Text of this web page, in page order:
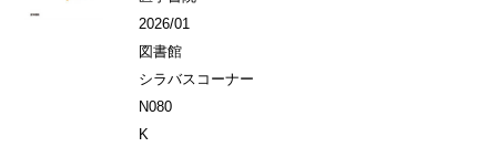
2026/01
図書館
シラバスコーナー
N080
K